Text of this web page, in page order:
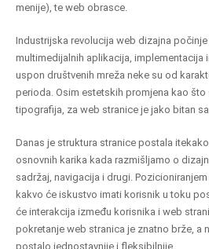
menije), te web obrasce.
Industrijska revolucija web dizajna
multimedijalnih aplikacija, implementacija
uspon društvenih mreža neke su od
perioda. Osim estetskih promjena kao što
tipografija, za web stranice je jako bitan
Danas je struktura stranice postala
osnovnih karika kada razmišljamo o
sadržaj, navigacija i drugi.
kakvo će iskustvo imati korisnik u toku
će interakcija između korisnika i web
pokretanje web stranica je znatno brže, a
postalo jednostavnije i fleksibilnije.